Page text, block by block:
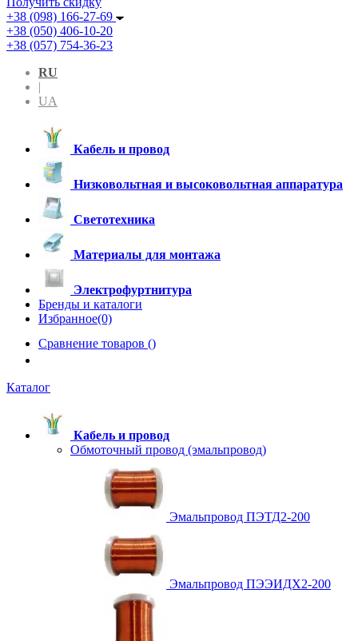
+38 (098) 166-27-69
+38 (050) 406-10-20
+38 (057) 754-36-23
RU
|
UA
Кабель и провод
Низковольтная и высоковольтная аппаратура
Светотехника
Материалы для монтажа
Электрофуртнитура
Бренды и каталоги
Избранное(0)
Сравнение товаров ()
Каталог
Кабель и провод
Обмоточный провод (эмальпровод)
Эмальпровод ПЭТД2-200
Эмальпровод ПЭЭИДХ2-200